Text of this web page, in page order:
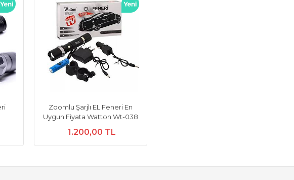
Zoomlu Şarjlı EL Feneri En
Uygun Fiyata Watton Wt-038
1.200,00 TL